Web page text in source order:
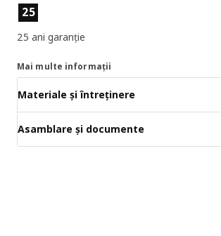
Caracteristicile produselor
25
25 ani garanție
Mai multe informații
Materiale și întreținere
Asamblare și documente